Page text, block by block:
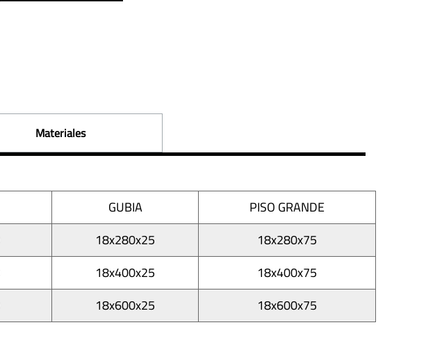
Materiales
GUBIA
PISO GRANDE
18x280x25
18x280x75
18x400x25
18x400x75
18x600x25 18x600x75